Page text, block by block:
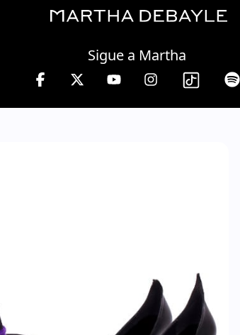
Sigue a Martha